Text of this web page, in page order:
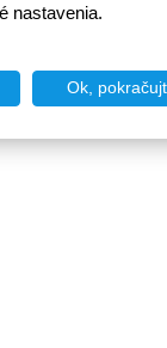
nastavenia.
Ok,